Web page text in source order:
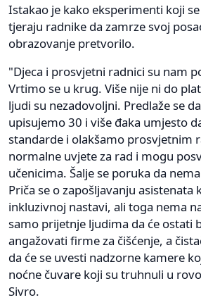
Istakao je kako eksperimenti koji
tjeraju radnike da zamrze svoj
obrazovanje pretvorilo.
"Djeca i prosvjetni radnici su nam
Vrtimo se u krug. Više nije ni do
ljudi su nezadovoljni. Predlaže se
upisujemo 30 i više đaka umjesto
standarde i olakšamo prosvjetnim
normalne uvjete za rad i mogu
učenicima. Šalje se poruka da
Priča se o zapošljavanju asistenata
inkluzivnoj nastavi, ali toga nema
samo prijetnje ljudima da će ostati
angažovati firme za čišćenje, a
da će se uvesti nadzorne kamere
noćne čuvare koji su truhnuli u
Sivro.